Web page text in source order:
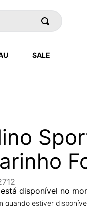
SALE
disponível no
quando estiver